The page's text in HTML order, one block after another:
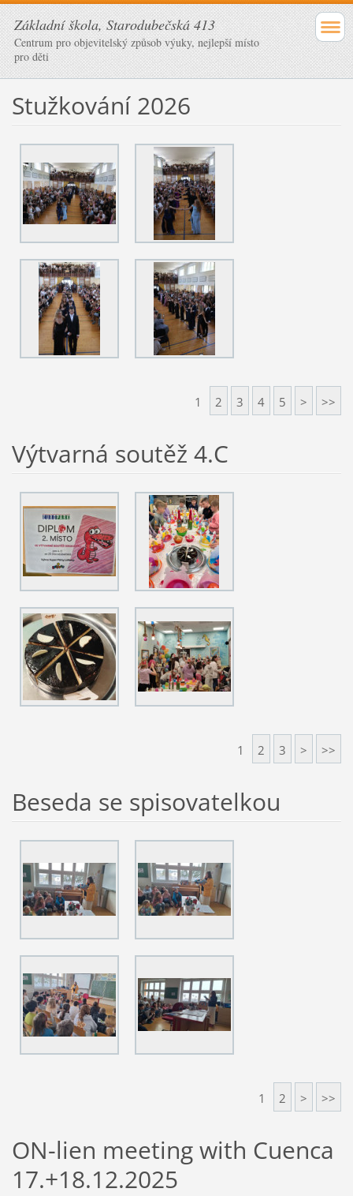
Základní škola, Starodubečská 413
Centrum pro objevitelský způsob výuky, nejlepší místo
pro děti
Stužkování 2026
1 2 3 4 5 > >>
Výtvarná soutěž 4.C
1 2 3 > >>
Beseda se spisovatelkou
1 2 > >>
ON-lien meeting with Cuenca
17.+18.12.2025